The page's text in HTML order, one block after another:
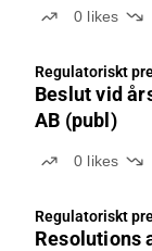
0 likes
Regulatoriskt
Beslut vid
AB (publ)
0 likes
Regulatoriskt
Resolutions